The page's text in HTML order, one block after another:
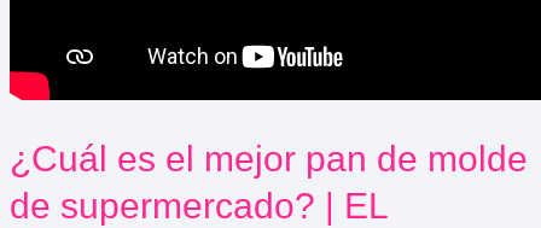
¿Cuál es el mejor pan de molde
de supermercado? | EL